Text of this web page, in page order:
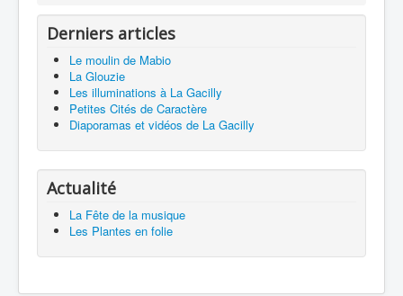
Derniers articles
Le moulin de Mabio
La Glouzie
Les illuminations à La Gacilly
Petites Cités de Caractère
Diaporamas et vidéos de La Gacilly
Actualité
La Fête de la musique
Les Plantes en folie